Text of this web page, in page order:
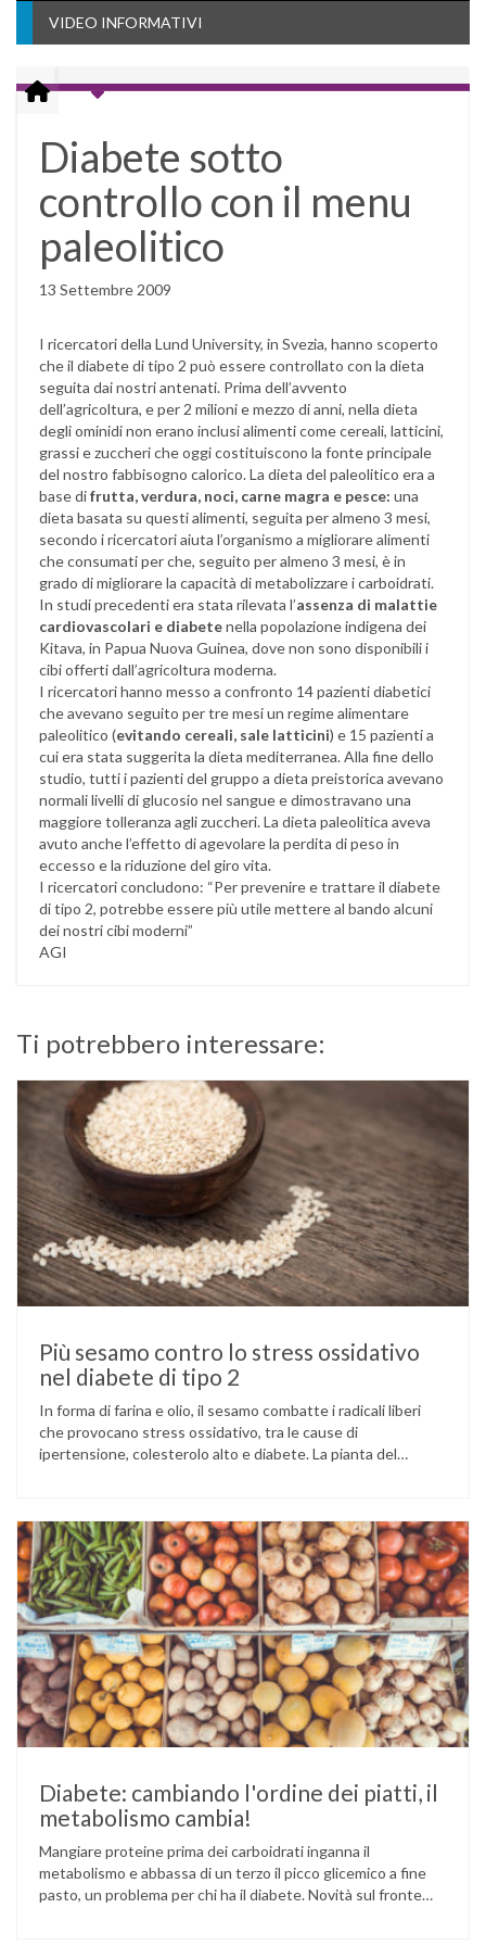
VIDEO INFORMATIVI
Diabete sotto
controllo con il menu
paleolitico
13 Settembre 2009
I ricercatori della Lund University, in Svezia, hanno scoperto
che il diabete di tipo 2 può essere controllato con la dieta
seguita dai nostri antenati. Prima dell’avvento
dell’agricoltura, e per 2 milioni e mezzo di anni, nella dieta
degli ominidi non erano inclusi alimenti come cereali, latticini,
grassi e zuccheri che oggi costituiscono la fonte principale
del nostro fabbisogno calorico. La dieta del paleolitico era a
base difrutta, verdura, noci, carne magra e pesce: una
dieta basata su questi alimenti, seguita per almeno 3 mesi,
secondo i ricercatori aiuta l’organismo a migliorare alimenti
che consumati per che, seguito per almeno 3 mesi, è in
grado di migliorare la capacità di metabolizzare i carboidrati.
In studi precedenti era stata rilevata l’assenza di malattie
cardiovascolari e diabetenella popolazione indigena dei
Kitava, in Papua Nuova Guinea, dove non sono disponibili i
cibi offerti dall’agricoltura moderna.
I ricercatori hanno messo a confronto 14 pazienti diabetici
che avevano seguito per tre mesi un regime alimentare
paleolitico (evitando cereali, sale latticini) e 15 pazienti a
cui era stata suggerita la dieta mediterranea. Alla fine dello
studio, tutti i pazienti del gruppo a dieta preistorica avevano
normali livelli di glucosio nel sangue e dimostravano una
maggiore tolleranza agli zuccheri. La dieta paleolitica aveva
avuto anche l’effetto di agevolare la perdita di peso in
eccesso e la riduzione del giro vita.
I ricercatori concludono: “Per prevenire e trattare il diabete
di tipo 2, potrebbe essere più utile mettere al bando alcuni
dei nostri cibi moderni”
AGI
Ti potrebbero interessare:
Più sesamo contro lo stress ossidativo
nel diabete di tipo 2
In forma di farina e olio, il sesamo combatte i radicali liberi
che provocano stress ossidativo, tra le cause di
ipertensione, colesterolo alto e diabete. La pianta del
utilizzati per la preparazione di numerosi piatti, ma …
Diabete: cambiando l'ordine dei piatti, il
metabolismo cambia!
Mangiare proteine prima dei carboidrati inganna il
metabolismo e abbassa di un terzo il picco glicemico a fine
pasto, un problema per chi ha il diabete. Novità sul fronte